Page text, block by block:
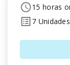
15 horas
7 Unidades